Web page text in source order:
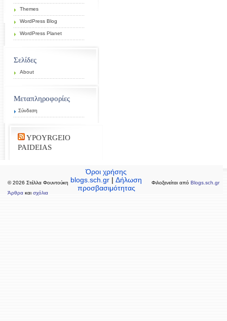
YPOYRGEIO
PAIDEIAS
Themes
WordPress Blog
WordPress Planet
Σελίδες
About
Μεταπληροφορίες
Σύνδεση
© 2026 Στέλλα Φουντούκη
Άρθρα και σχόλια
Φιλοξενείται από Blogs.sch.gr
Όροι χρήσης
blogs.sch.gr | Δήλωση
προσβασιμότητας